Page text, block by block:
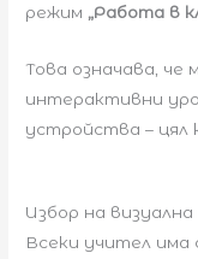
режим „Работа в
Това означава,
интерактивни
устройства – цял
Избор на
Всеки учител има